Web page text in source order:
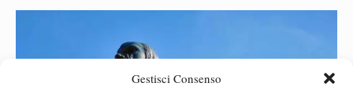
Gestisci Consenso